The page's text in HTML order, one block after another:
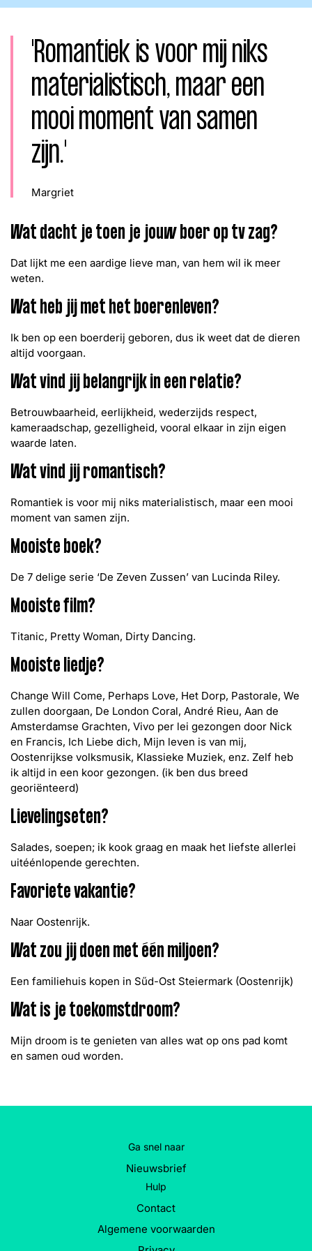
Word lid
Facebook
Instagram
Nieuws Nieuwsbrief
Uitzendingen
'Romantiek is voor mij niks
materialistisch, maar een
mooi moment van samen
zijn.'
Margriet
Wat dacht je toen je jouw boer op tv zag?
Dat lijkt me een aardige lieve man, van hem wil ik meer
weten.
Wat heb jij met het boerenleven?
Ik ben op een boerderij geboren, dus ik weet dat de dieren
altijd voorgaan.
Wat vind jij belangrijk in een relatie?
Betrouwbaarheid, eerlijkheid, wederzijds respect,
kameraadschap, gezelligheid, vooral elkaar in zijn eigen
waarde laten.
Wat vind jij romantisch?
Romantiek is voor mij niks materialistisch, maar een mooi
moment van samen zijn.
Mooiste boek?
De 7 delige serie ‘De Zeven Zussen’ van Lucinda Riley.
Mooiste film?
Titanic, Pretty Woman, Dirty Dancing.
Mooiste liedje?
Change Will Come, Perhaps Love, Het Dorp, Pastorale, We
zullen doorgaan, De London Coral, André Rieu, Aan de
Amsterdamse Grachten, Vivo per lei gezongen door Nick
en Francis, Ich Liebe dich, Mijn leven is van mij,
Oostenrijkse volksmusik, Klassieke Muziek, enz. Zelf heb
ik altijd in een koor gezongen. (ik ben dus breed
georiënteerd)
Lievelingseten?
Salades, soepen; ik kook graag en maak het liefste allerlei
uitéénlopende gerechten.
Favoriete vakantie?
Naar Oostenrijk.
Wat zou jij doen met één miljoen?
Een familiehuis kopen in Sűd-Ost Steiermark (Oostenrijk)
Wat is je toekomstdroom?
Mijn droom is te genieten van alles wat op ons pad komt
en samen oud worden.
Ga snel naar
Nieuwsbrief
Hulp
Contact
Algemene voorwaarden